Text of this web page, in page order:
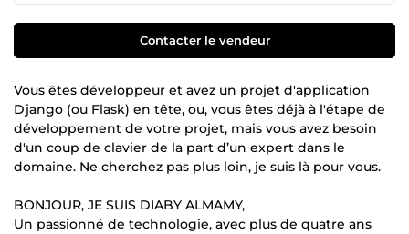
Contacter le vendeur
Vous êtes développeur et avez un projet d'application
Django (ou Flask) en tête, ou, vous êtes déjà à l'étape de
développement de votre projet, mais vous avez besoin
d'un coup de clavier de la part d’un expert dans le
domaine. Ne cherchez pas plus loin, je suis là pour vous.
BONJOUR, JE SUIS DIABY ALMAMY,
Un passionné de technologie, avec plus de quatre ans